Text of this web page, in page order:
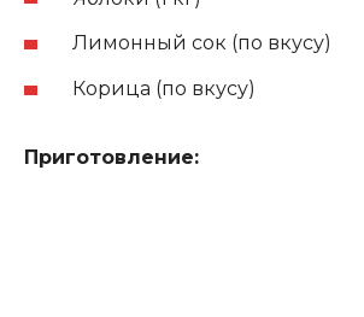
Лимонный сок (по вкусу)
Корица (по вкусу)
Приготовление: